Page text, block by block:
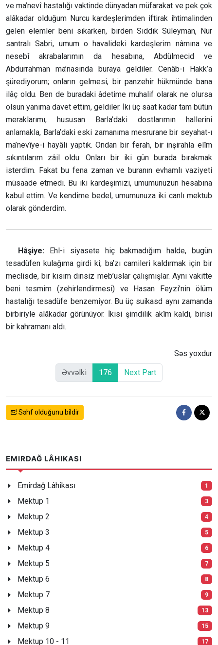
ve ma’nevî hastalığı vaktinde dünyadan müfarakat ve pek çok
alâkadar olduğum Nurcu kardeşlerimden iftirak ihtimalinden
gelen elemler beni sıkarken, birden Sıddık Süleyman, Nur
santralı Sabri, umum o havalideki kardeşlerim nâmına ve
nesebî akrabalarımın da hesabına, Abdülmecid ve
Abdurrahman ma’nasında buraya geldiler. Cenâb-ı Hakk’a
şürediyorum; onların gelmesi, bir panzehir hükmünde bana
ilâç oldu. Ben de buradaki âdetime muhalif olarak ne olursa
olsun yanıma davet ettim, geldiler. İki üç saat kadar tam bütün
meraklarımı, hususan Barla’daki dostlarımın hallerini
anlamakla, Barla’daki eski zamanıma mesrurane bir seyahat-ı
ma’nevîye-i hayâli yaptık. Ondan bir ferah, bir inşirahla elîm
sıkıntılarım zâil oldu. Onları bir iki gün burada bırakmak
isterdim. Fakat bu fena zaman ve buranın evhamlı vaziyeti
müsaade etmedi. Bu iki kardeşimizi, umumunuzun hesabına
kabul ettim. Ve kendime bedel, umumunuza iki canlı mektub
olarak gönderdim.
Hâşiye: Ehl-i siyasete hiç bakmadığım halde, bugün
tesadüfen kulağıma girdi ki; ba’zı camileri kaldırmak için bir
meclisde, bir kısım dinsiz meb’uslar çalışmışlar. Aynı vakitte
beni tesmim (zehirlendirmesi) ve Hasan Feyzi’nin ölüm
hastalığı tesadüfe benzemiyor. Bu üç suikasd aynı zamanda
birbiriyle alâkadar görünüyor. İkisi şimdilik akîm kaldı, birisi
bir kahramanı aldı.
Səs yoxdur
Əvvəlki 176 Next Part
Səhf olduğunu bildir
EMIRDAĞ LÂHIKASI
Emirdağ Lâhikası 1
Mektup 1 3
Mektup 2 4
Mektup 3 5
Mektup 4 6
Mektup 5 7
Mektup 6 8
Mektup 7 9
Mektup 8 13
Mektup 9 15
Mektup 10 - 11 17